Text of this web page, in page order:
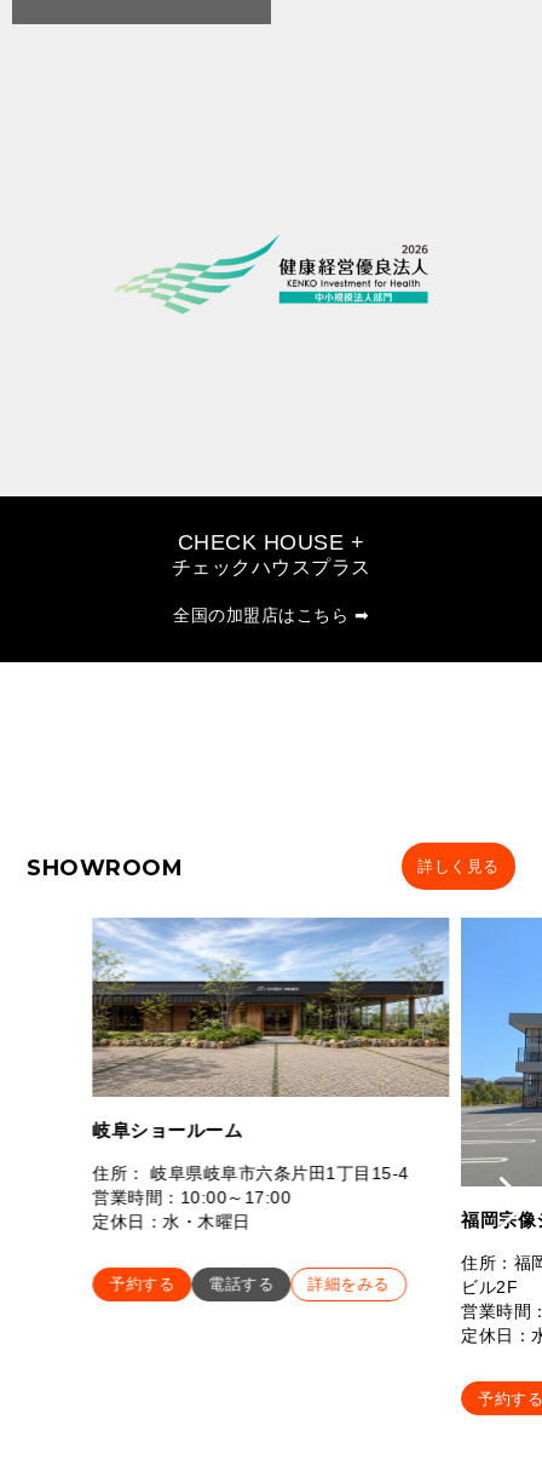
CHECK HOUSE +
チェックハウスプラス
全国の加盟店はこちら ➡
SHOWROOM 詳しく見る
岐阜ショールーム
住所： 岐阜県岐阜市六条片田1丁目15-4
営業時間：10:00～17:00
定休日：水・木曜日
予約する 電話する 詳細をみる
福岡宗像
住所：福
ビル2F
営業時
定休日：
予約す